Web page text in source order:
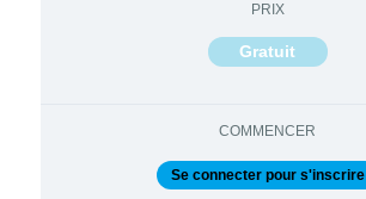
PRIX
Gratuit
COMMENCER
Se connecter pour s'inscrire